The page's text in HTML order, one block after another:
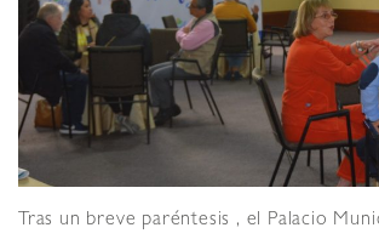
Tras un breve paréntesis , el Palacio